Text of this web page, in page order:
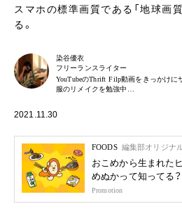
スマホの標準画質である「地球画
る。
染谷優衣
フリーランスライター
YouTubeのThrift Filp動画をきっかけに
服のリメイクを勉強中…
2021.11.30
FOODS 編集部オリジナ
おこめから生まれたヒ
めぬかって知ってる？
Promotion